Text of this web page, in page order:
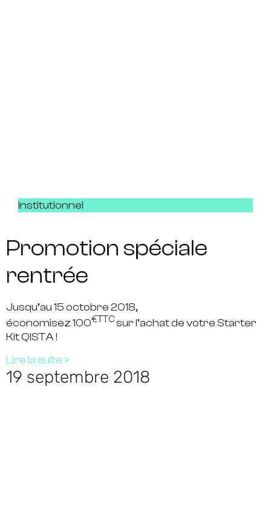
Institutionnel
Promotion spéciale
rentrée
Jusqu’au15 octobre 2018,
économisez100€TTCsur l’achat de votre Starter
Kit QISTA !
Lire la suite >
19 septembre 2018